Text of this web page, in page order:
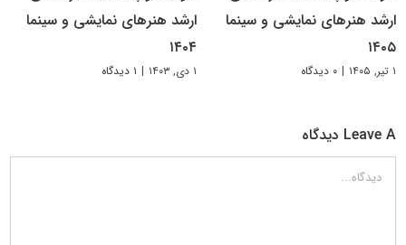
ارشد هنرهای نمایشی و سینما
۱۴۰۵
۱ تیر, ۱۴۰۵ | ۰ دیدگاه
ارشد هنرهای نمایشی و سینما
۱۴۰۴
۱ دی, ۱۴۰۳ | ۱ دیدگاه
Leave A دیدگاه
دیدگاه